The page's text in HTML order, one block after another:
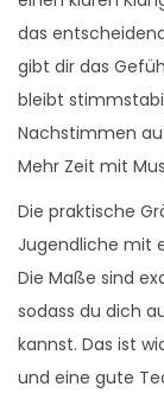
das
gibt dir das
bleibt
Nachstimmen
Mehr Zeit mit
Die praktische
Jugendliche mit
Die Maße sind
sodass du dich
kannst. Das ist
und eine gute